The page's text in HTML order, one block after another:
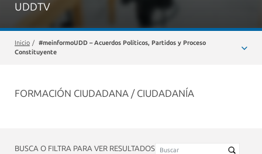
UDDTV
Inicio / #meinformoUDD – Acuerdos Políticos, Partidos y Proceso
Constituyente
FORMACIÓN CIUDADANA / CIUDADANÍA
BUSCA O FILTRA PARA VER RESULTADOS